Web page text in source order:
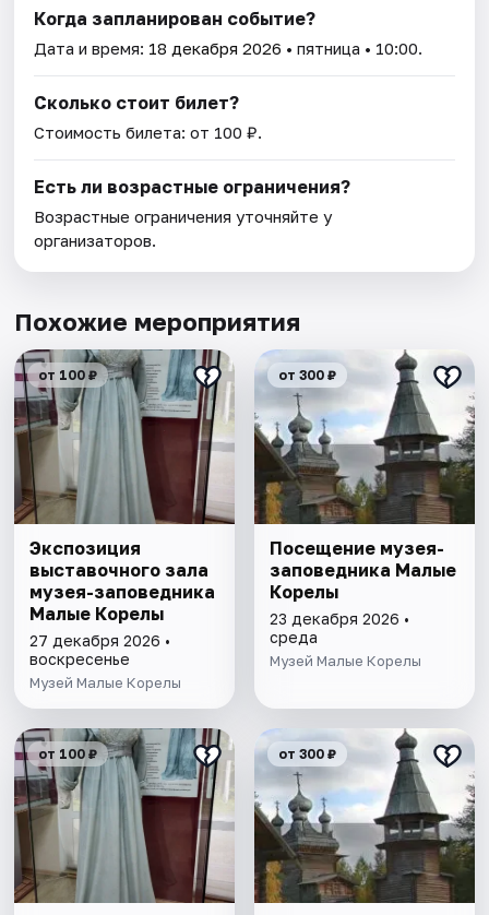
Когда запланирован событие?
Дата и время: 18 декабря 2026 • пятница • 10:00.
Сколько стоит билет?
Стоимость билета: от 100 ₽.
Есть ли возрастные ограничения?
Возрастные ограничения уточняйте у
организаторов.
Похожие мероприятия
от 100 ₽
Экспозиция
выставочного зала
музея-заповедника
Малые Корелы
27 декабря 2026 •
воскресенье
Музей Малые Корелы
от 300 ₽
Посещение музея-
заповедника Малые
Корелы
23 декабря 2026 •
среда
Музей Малые Корелы
от 100 ₽ от 300 ₽